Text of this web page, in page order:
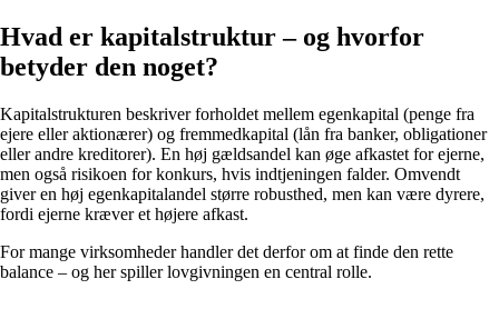
Hvad er kapitalstruktur – og hvorfor
betyder den noget?
Kapitalstrukturen beskriver forholdet mellem egenkapital (penge fra
ejere eller aktionærer) og fremmedkapital (lån fra banker, obligationer
eller andre kreditorer). En høj gældsandel kan øge afkastet for ejerne,
men også risikoen for konkurs, hvis indtjeningen falder. Omvendt
giver en høj egenkapitalandel større robusthed, men kan være dyrere,
fordi ejerne kræver et højere afkast.
For mange virksomheder handler det derfor om at finde den rette
balance – og her spiller lovgivningen en central rolle.